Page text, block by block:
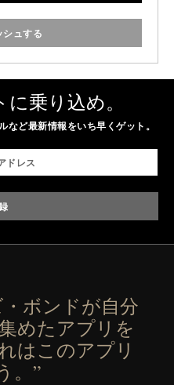
ュする
乗り込め。
など最新情報をいち早くゲット。
ボンドが自分
めたアプリを
はこのアプリ
。”